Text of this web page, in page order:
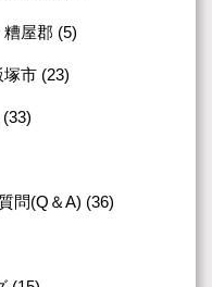
糟屋郡 (5)
塚市 (23)
(33)
問(Q＆A) (36)